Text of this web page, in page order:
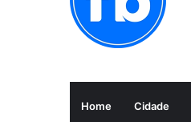
Home Cidade